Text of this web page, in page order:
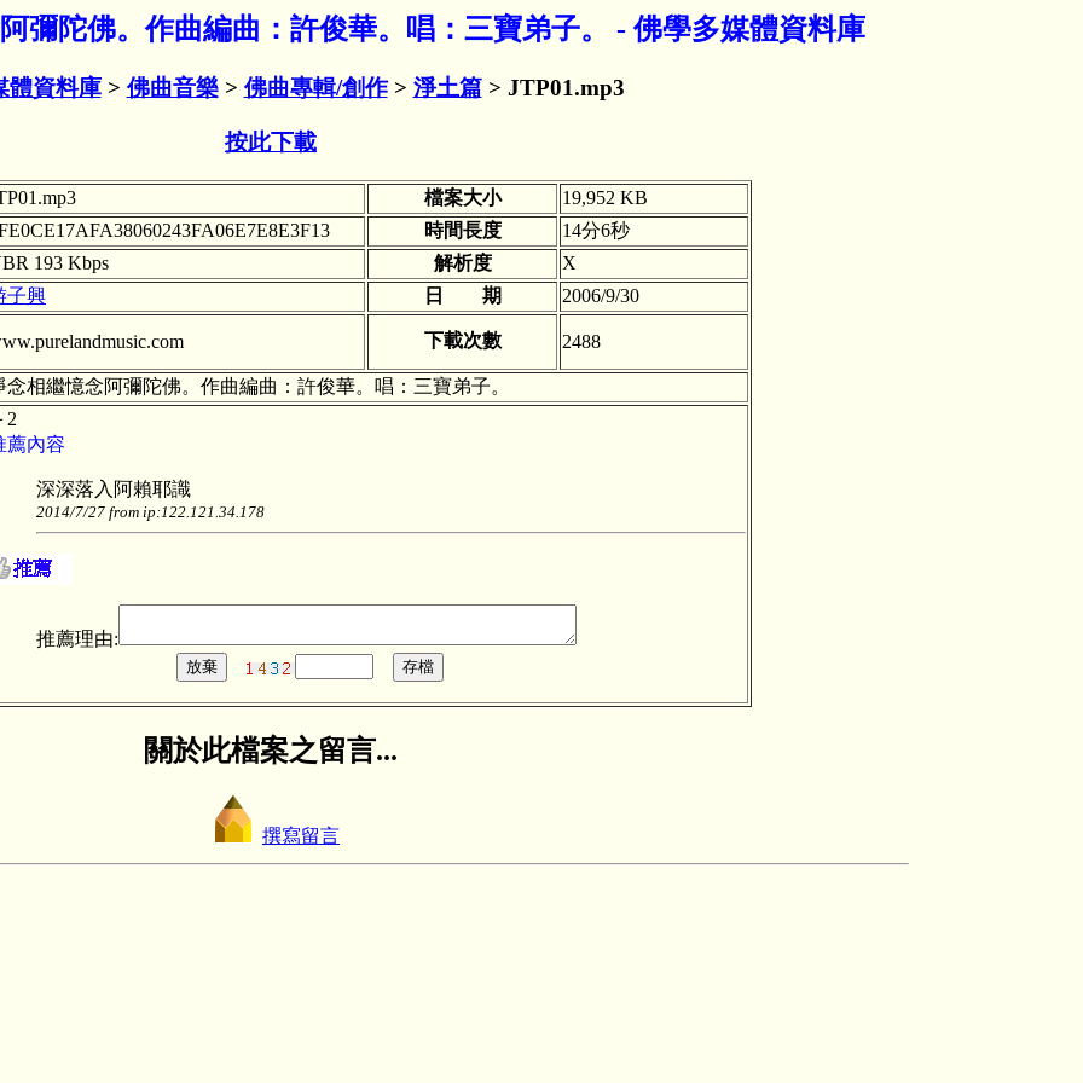
彌陀佛。作曲編曲：許俊華。唱：三寶弟子。 - 佛學多媒體資料庫
體資料庫> 佛曲音樂> 佛曲專輯/創作> 淨土篇> JTP01.mp3
按此下載
檔案大小
19,952 KB
時間長度
14分6秒
193 Kbps
解析度
X
子興
日 期 2006/9/30
下載次數 2488
念相繼憶念阿彌陀佛。作曲編曲：許俊華。唱：三寶弟子。
2
薦內容
深深落入阿賴耶識
2014/7/27 from ip:122.121.34.178
推薦理由:
關於此檔案之留言...
撰寫留言